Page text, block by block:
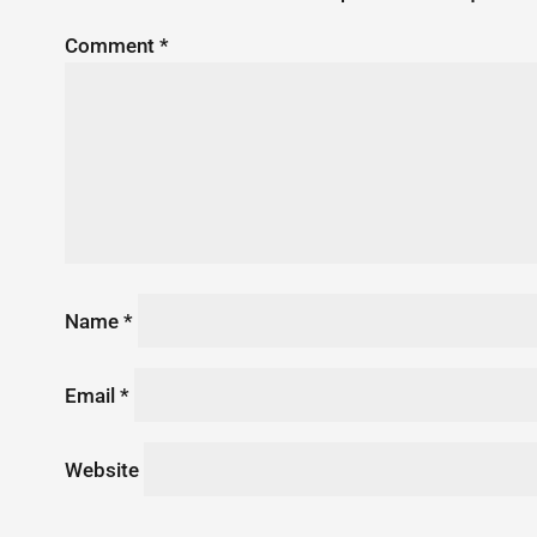
Comment *
Name *
Email *
Website